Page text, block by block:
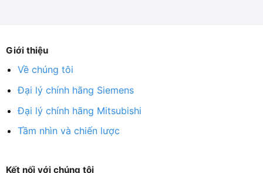
Giới thiệu
Về chúng tôi
Đại lý chính hãng Siemens
Đại lý chính hãng Mitsubishi
Tầm nhìn và chiến lược
Kết nối với chúng tôi